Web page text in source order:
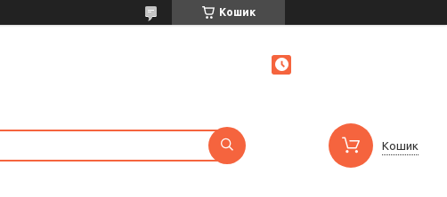
Кошик
Кошик